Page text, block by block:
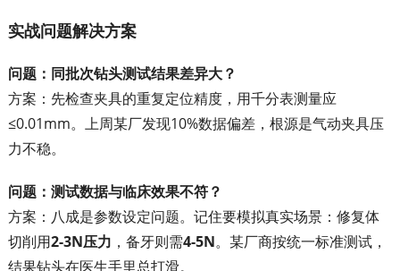
实战问题解决方案
问题：同批次钻头测试结果差异大？
方案：先检查夹具的重复定位精度，用千分表测量应
≤0.01mm。上周某厂发现10%数据偏差，根源是气动夹具压
力不稳。
问题：测试数据与临床效果不符？
方案：八成是参数设定问题。记住要模拟真实场景：修复体
切削用2-3N压力 ，备牙则需4-5N。某厂商按统一标准测试，
结果钻头在医生手里总打滑。